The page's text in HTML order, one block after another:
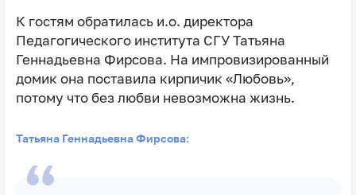
К гостям обратилась и.о. директора
Педагогического института СГУ Татьяна
Геннадьевна Фирсова. На импровизированный
домик она поставила кирпичик «Любовь»,
потому что без любви невозможна жизнь.
Татьяна Геннадьевна Фирсова: